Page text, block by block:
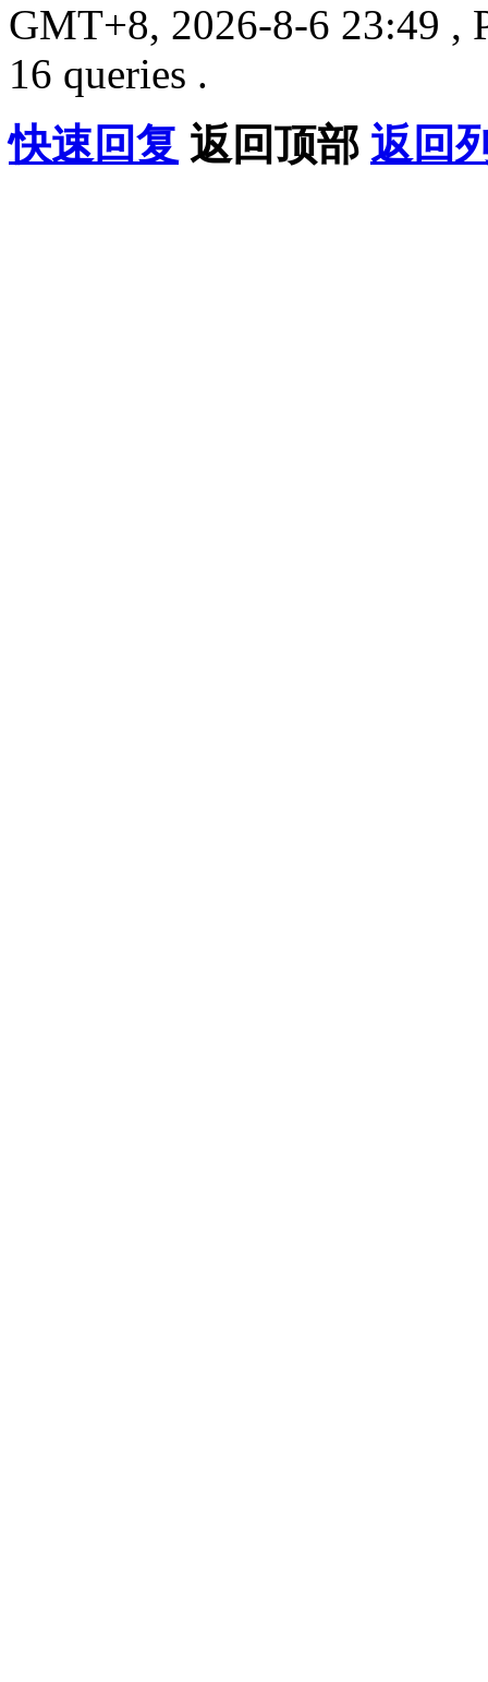
GMT+8, 2026-8-6 23:49 ,
16 queries .
快速回复 返回顶部 返回